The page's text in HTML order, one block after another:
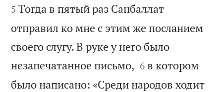
5 Тогда в пятый раз Санбаллат
отправил ко мне с этим же посланием
своего слугу. В руке у него было
незапечатанное письмо, 

6 в котором
было написано: «Среди народов ходит